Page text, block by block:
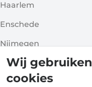
Wij gebruiken
cookies
Haarlem
Enschede
Nijmegen
Breda
Amersfoort